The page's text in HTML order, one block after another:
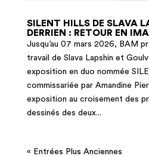
SILENT HILLS DE SLAVA
DERRIEN : RETOUR EN
Jusqu’au 07 mars 2026, BAM
travail de Slava Lapshin et
exposition en duo nommée
commissariée par Amandine
exposition au croisement des
dessinés des deux...
« Entrées Plus Anciennes